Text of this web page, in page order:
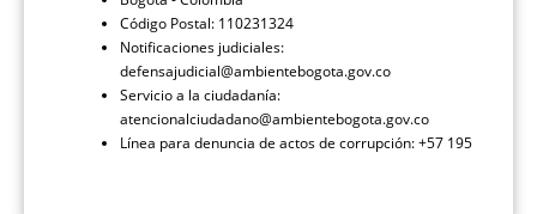
Código Postal: 110231324
Notificaciones judiciales:
defensajudicial@ambientebogota.gov.co
Servicio a la ciudadanía:
atencionalciudadano@ambientebogota.gov.co
Línea para denuncia de actos de corrupción: +57 195